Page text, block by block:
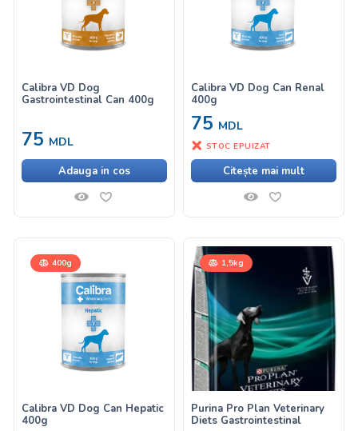
Calibra VD Dog
Gastrointestinal Can 400g
75 MDL
Adauga in cos
Calibra VD Dog Can Renal
400g
75 MDL
STOC EPUIZAT
Citește mai mult
400g
Calibra VD Dog Can Hepatic
400g
1,5kg
Purina Pro Plan Veterinary
Diets Gastrointestinal